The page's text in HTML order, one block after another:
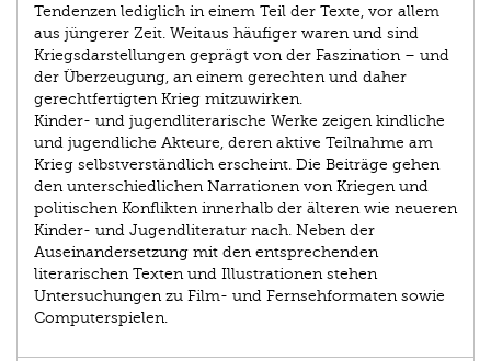
Tendenzen lediglich in einem Teil der Texte, vor allem
aus jüngerer Zeit. Weitaus häufiger waren und sind
Kriegsdarstellungen geprägt von der Faszination – und
der Überzeugung, an einem gerechten und daher
gerechtfertigten Krieg mitzuwirken.
Kinder- und jugendliterarische Werke zeigen kindliche
und jugendliche Akteure, deren aktive Teilnahme am
Krieg selbstverständlich erscheint. Die Beiträge gehen
den unterschiedlichen Narrationen von Kriegen und
politischen Konflikten innerhalb der älteren wie neueren
Kinder- und Jugendliteratur nach. Neben der
Auseinandersetzung mit den entsprechenden
literarischen Texten und Illustrationen stehen
Untersuchungen zu Film- und Fernsehformaten sowie
Computerspielen.